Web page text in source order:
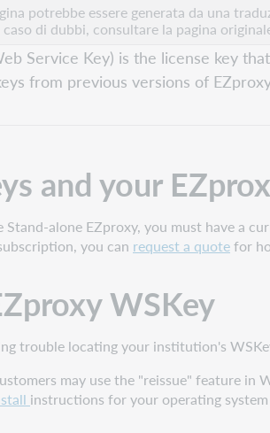
potrebbe essere generata da una
di dubbi, consultare la pagina
Service Key) is the license key
from previous versions of
and your
Stand-alone EZproxy, you must have a
you can request a quotefor
WSKey
trouble locating your institution's
may use the "reissue" feature
instructions for your operating